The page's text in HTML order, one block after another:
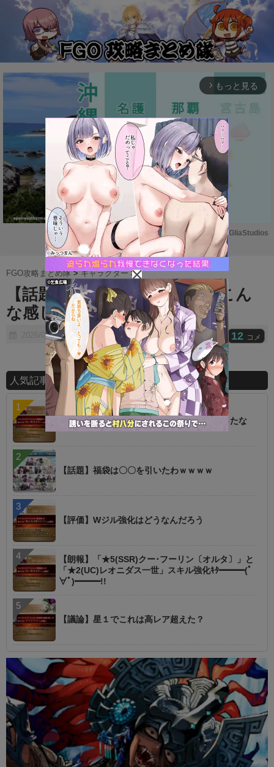
arrow_forward_ios もっと見る
M
u
t
e
Powered by GliaStudios
FGO攻略まとめ隊 >キャラクター >
【話題】NPCランキングってこん
な感じなのかw
2026/01/26 12 コメ
人気記事ランキング
【朗報】オルタニキは欲しいもの全部もらったな
【話題】福袋は〇〇を引いたわｗｗｗｗ
【評価】Wジル強化はどうなんだろう
【朗報】「★5(SSR)クー･フーリン〔オルタ〕」と
「★2(UC)レオニダス一世」スキル強化ｷﾀ━━━(ﾟ
∀ﾟ)━━━!!
【議論】星１でこれは高レア超えた？